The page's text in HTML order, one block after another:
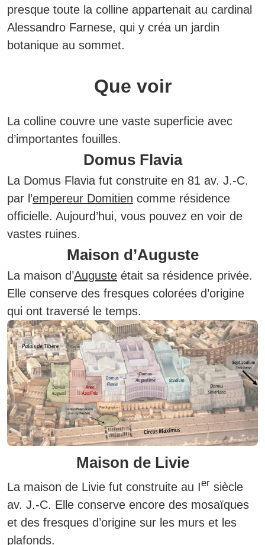
presque toute la colline appartenait au cardinal
Alessandro Farnese, qui y créa un jardin
botanique au sommet.
Que voir
La colline couvre une vaste superficie avec
d’importantes fouilles.
Domus Flavia
La Domus Flavia fut construite en 81 av. J.-C.
par l’empereur Domitien comme résidence
officielle. Aujourd’hui, vous pouvez en voir de
vastes ruines.
Maison d’Auguste
La maison d’Auguste était sa résidence privée.
Elle conserve des fresques colorées d’origine
qui ont traversé le temps.
Maison de Livie
La maison de Livie fut construite au Ier siècle
av. J.-C. Elle conserve encore des mosaïques
et des fresques d’origine sur les murs et les
plafonds.